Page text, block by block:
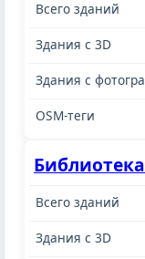
Библиотека